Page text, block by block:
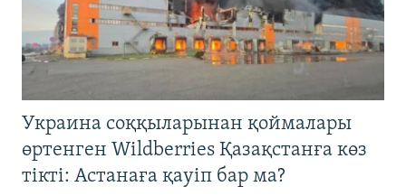
Украина соққыларынан қоймалары
өртенген Wildberries Қазақстанға көз
тікті: Астанаға қауіп бар ма?